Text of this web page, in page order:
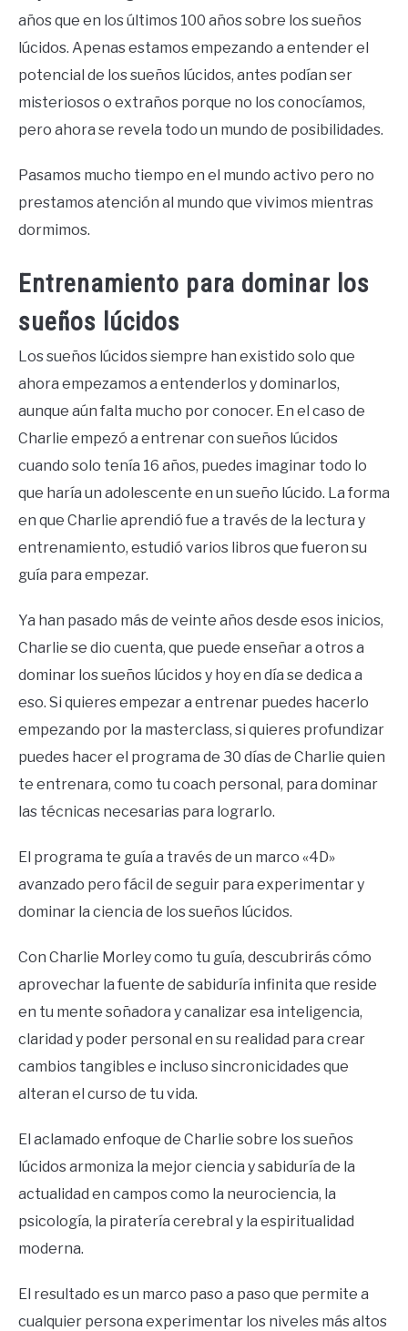
años que en los últimos 100 años sobre los sueños
lúcidos. Apenas estamos empezando a entender el
potencial de los sueños lúcidos, antes podían ser
misteriosos o extraños porque no los conocíamos,
pero ahora se revela todo un mundo de posibilidades.
Pasamos mucho tiempo en el mundo activo pero no
prestamos atención al mundo que vivimos mientras
dormimos.
Entrenamiento para dominar los
sueños lúcidos
Los sueños lúcidos siempre han existido solo que
ahora empezamos a entenderlos y dominarlos,
aunque aún falta mucho por conocer. En el caso de
Charlie empezó a entrenar con sueños lúcidos
cuando solo tenía 16 años, puedes imaginar todo lo
que haría un adolescente en un sueño lúcido. La forma
en que Charlie aprendió fue a través de la lectura y
entrenamiento, estudió varios libros que fueron su
guía para empezar.
Ya han pasado más de veinte años desde esos inicios,
Charlie se dio cuenta, que puede enseñar a otros a
dominar los sueños lúcidos y hoy en día se dedica a
eso. Si quieres empezar a entrenar puedes hacerlo
empezando por la masterclass, si quieres profundizar
puedes hacer el programa de 30 días de Charlie quien
te entrenara, como tu coach personal, para dominar
las técnicas necesarias para lograrlo.
El programa te guía a través de un marco «4D»
avanzado pero fácil de seguir para experimentar y
dominar la ciencia de los sueños lúcidos.
Con Charlie Morley como tu guía, descubrirás cómo
aprovechar la fuente de sabiduría infinita que reside
en tu mente soñadora y canalizar esa inteligencia,
claridad y poder personal en su realidad para crear
cambios tangibles e incluso sincronicidades que
alteran el curso de tu vida.
El aclamado enfoque de Charlie sobre los sueños
lúcidos armoniza la mejor ciencia y sabiduría de la
actualidad en campos como la neurociencia, la
psicología, la piratería cerebral y la espiritualidad
moderna.
El resultado es un marco paso a paso que permite a
cualquier persona experimentar los niveles más altos